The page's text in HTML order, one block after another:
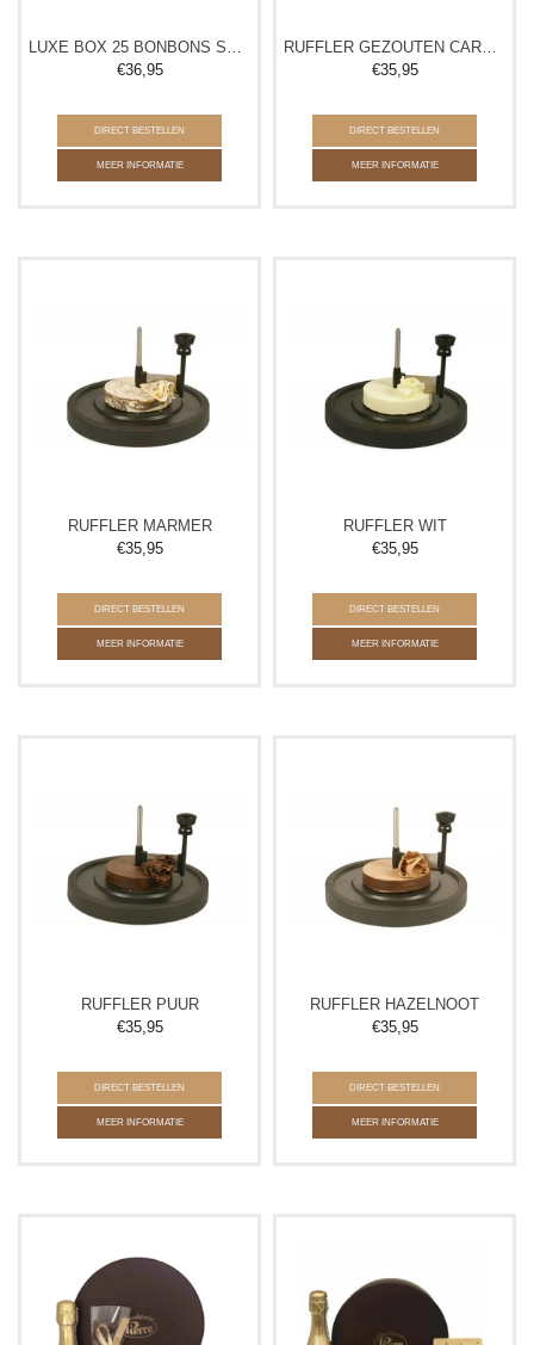
LUXE BOX 25 BONBONS SUIKERVRIJ
€36,95
DIRECT BESTELLEN
MEER INFORMATIE
RUFFLER GEZOUTEN CARAMEL
€35,95
DIRECT BESTELLEN
MEER INFORMATIE
RUFFLER MARMER
€35,95
DIRECT BESTELLEN
MEER INFORMATIE
RUFFLER WIT
€35,95
DIRECT BESTELLEN
MEER INFORMATIE
RUFFLER PUUR
€35,95
DIRECT BESTELLEN
MEER INFORMATIE
RUFFLER HAZELNOOT
€35,95
DIRECT BESTELLEN
MEER INFORMATIE